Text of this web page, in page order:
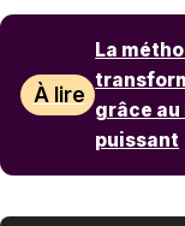
À lire
La
grâce
puissant